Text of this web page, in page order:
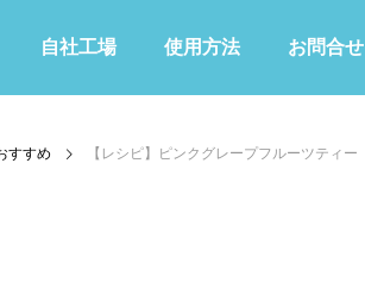
自社工場 使用方法 お問合せ
すすめ 【レシピ】ピンクグレープフルーツティー